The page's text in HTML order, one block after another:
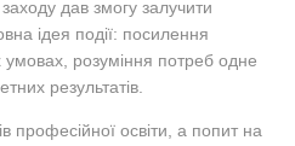
дав змогу залучити
ідея події: посилення
умовах, розуміння потреб одне
результатів.
професійної освіти, а попит на